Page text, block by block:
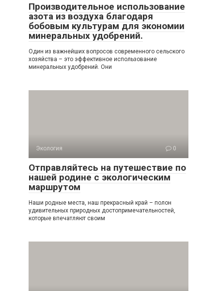
Производительное использование
азота из воздуха благодаря
бобовым культурам для экономии
минеральных удобрений.
Один из важнейших вопросов современного сельского
хозяйства – это эффективное использование
минеральных удобрений. Они
Экология 0
Отправляйтесь на путешествие по
нашей родине с экологическим
маршрутом
Наши родные места, наш прекрасный край – полон
удивительных природных достопримечательностей,
которые впечатляют своим